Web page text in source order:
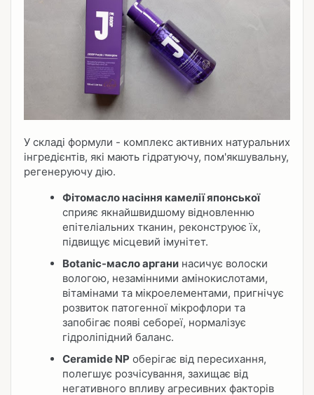
У складі формули - комплекс активних натуральних
інгредієнтів, які мають гідратуючу, пом'якшувальну,
регенеруючу дію.
Фітомасло насіння камелії японської
сприяє якнайшвидшому відновленню
епітеліальних тканин, реконструює їх,
підвищує місцевий імунітет.
Botanic-масло аргани насичує волоски
вологою, незамінними амінокислотами,
вітамінами та мікроелементами, пригнічує
розвиток патогенної мікрофлори та
запобігає появі себореї, нормалізує
гідроліпідний баланс.
Ceramide NP оберігає від пересихання,
полегшує розчісування, захищає від
негативного впливу агресивних факторів